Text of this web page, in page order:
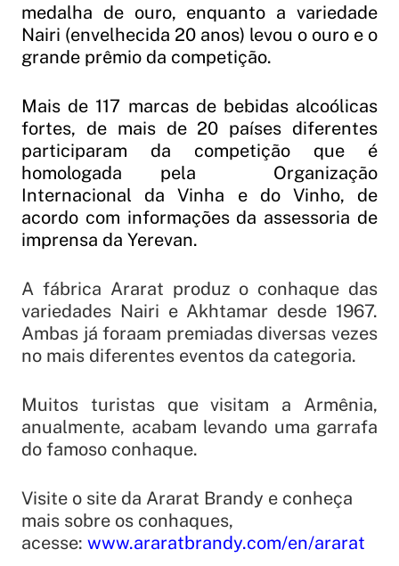
medalha de ouro, enquanto a variedade
Nairi (envelhecida 20 anos) levou o ouro e o
grande prêmio da competição.
Mais de 117 marcas de bebidas alcoólicas
fortes, de mais de 20 países diferentes
participaram da competição que é
homologada pela Organização
Internacional da Vinha e do Vinho, de
acordo com informações da assessoria de
imprensa da Yerevan.
A fábrica Ararat produz o conhaque das
variedades Nairi e Akhtamar desde 1967.
Ambas já foraam premiadas diversas vezes
no mais diferentes eventos da categoria.
Muitos turistas que visitam a Armênia,
anualmente, acabam levando uma garrafa
do famoso conhaque.
Visite o site da Ararat Brandy e conheça
mais sobre os conhaques,
acesse: www.araratbrandy.com/en/ararat